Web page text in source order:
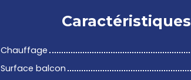
Caractéristiques
Chauffage
Surface balcon